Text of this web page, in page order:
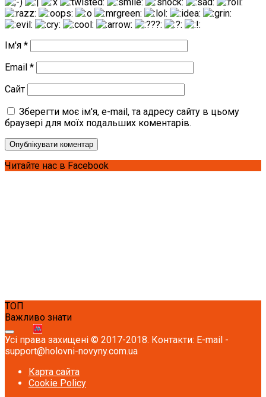
Ім'я *
Email *
Сайт
Зберегти моє ім'я, e-mail, та адресу сайту в цьому
браузері для моїх подальших коментарів.
Читайте нас в Facebook
ТОП
Важливо знати
Усі права захищені © 2017-2018. Контакти: E-mail -
support@holovni-novyny.com.ua
Карта сайта
Cookie Policy